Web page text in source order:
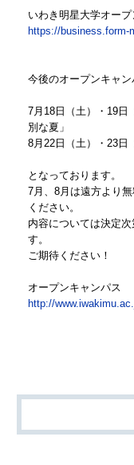
いわき明星大学オー
https://business.form-
今後のオープンキャン
7月18日（土）・19
別な夏」
8月22日（土）・23日
となっております。
7月、8月は遠方より
ください。
内容については決定
す。
ご期待ください！
オープンキャンパス
http://